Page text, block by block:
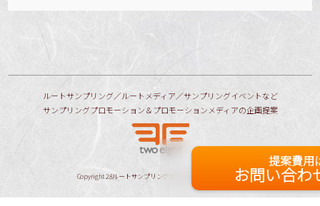
ルートサンプリング／ルートメディア／サンプリングイベントなど
サンプリングプロモーション＆プロモーションメディアの企画提案
Copyright28ルートサンプリングガイド All Rights Reserved.
提案費用
お問い合わ